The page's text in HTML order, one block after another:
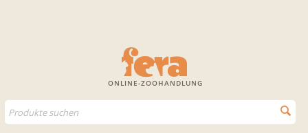
ONLINE-ZOOHANDLUNG